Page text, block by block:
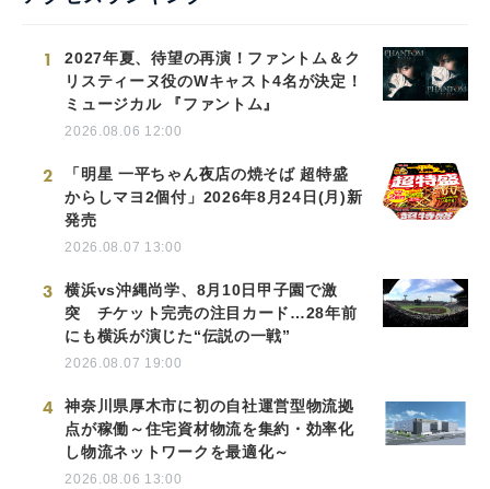
1
2027年夏、待望の再演！ファントム＆ク
リスティーヌ役のWキャスト4名が決定！
ミュージカル 『ファントム』
2026.08.06 12:00
2
「明星 一平ちゃん夜店の焼そば 超特盛
からしマヨ2個付」2026年8月24日(月)新
発売
2026.08.07 13:00
3
横浜vs沖縄尚学、8月10日甲子園で激
突 チケット完売の注目カード…28年前
にも横浜が演じた“伝説の一戦”
2026.08.07 19:00
4
神奈川県厚木市に初の自社運営型物流拠
点が稼働～住宅資材物流を集約・効率化
し物流ネットワークを最適化～
2026.08.06 13:00